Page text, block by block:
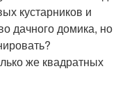
кустарников и
дачного домика, но
же квадратных